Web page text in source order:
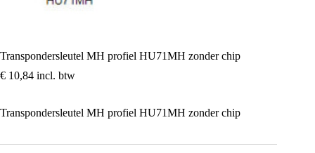
Transpondersleutel MH profiel HU71MH zonder chip
€ 10,84 incl. btw
Transpondersleutel MH profiel HU71MH zonder chip